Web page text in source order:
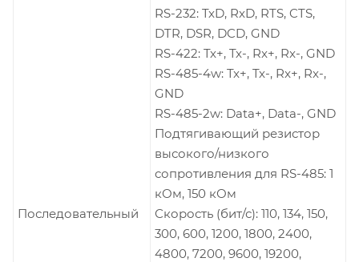
Последовательный
RS-232: TxD, RxD, RTS, CTS,
DTR, DSR, DCD, GND
RS-422: Tx+, Tx-, Rx+, Rx-, GND
RS-485-4w: Tx+, Tx-, Rx+, Rx-,
GND
RS-485-2w: Data+, Data-, GND
Подтягивающий резистор
высокого/низкого
сопротивления для RS-485: 1
кОм, 150 кОм
Скорость (бит/с): 110, 134, 150,
300, 600, 1200, 1800, 2400,
4800, 7200, 9600, 19200,